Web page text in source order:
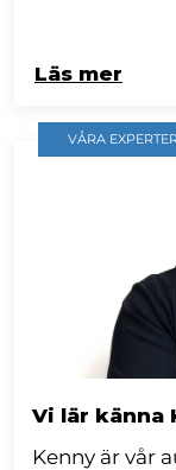
Läs mer
VÅRA
Vi lär känna
Kenny är vår